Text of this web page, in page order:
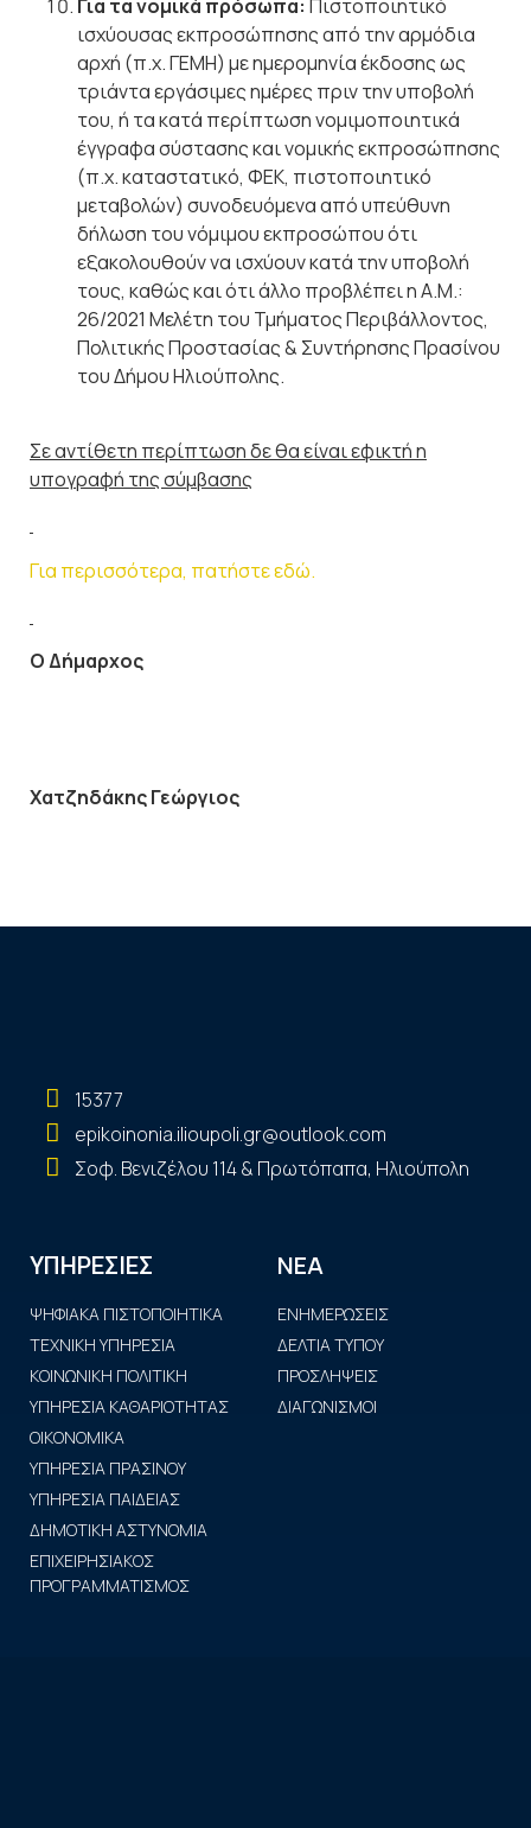
Για τα νομικά πρόσωπα: Πιστοποιητικό
ισχύουσας εκπροσώπησης από την αρμόδια
αρχή (π.χ. ΓΕΜΗ) με ημερομηνία έκδοσης ως
τριάντα εργάσιμες ημέρες πριν την υποβολή
του, ή τα κατά περίπτωση νομιμοποιητικά
έγγραφα σύστασης και νομικής εκπροσώπησης
(π.χ. καταστατικό, ΦΕΚ, πιστοποιητικό
μεταβολών) συνοδευόμενα από υπεύθυνη
δήλωση του νόμιμου εκπροσώπου ότι
εξακολουθούν να ισχύουν κατά την υποβολή
τους, καθώς και ότι άλλο προβλέπει η Α.Μ.:
26/2021 Μελέτη του Τμήματος Περιβάλλοντος,
Πολιτικής Προστασίας & Συντήρησης Πρασίνου
του Δήμου Ηλιούπολης.
Σε αντίθετη περίπτωση δε θα είναι εφικτή η
υπογραφή της σύμβασης
Για περισσότερα, πατήστε εδώ.
ΟΔήμαρχος
Χατζηδάκης Γεώργιος
15377
epikoinonia.ilioupoli.gr@outlook.com
Σοφ. Βενιζέλου 114 & Πρωτόπαπα, Ηλιούπολη
ΥΠΗΡΕΣΙΕΣ
ΨΗΦΙΑΚΑ ΠΙΣΤΟΠΟΙΗΤΙΚΑ
ΤΕΧΝΙΚΗ ΥΠΗΡΕΣΙΑ
ΚΟΙΝΩΝΙΚΗ ΠΟΛΙΤΙΚΗ
ΥΠΗΡΕΣΙΑ ΚΑΘΑΡΙΟΤΗΤΑΣ
ΟΙΚΟΝΟΜΙΚΑ
ΥΠΗΡΕΣΙΑ ΠΡΑΣΙΝΟΥ
ΥΠΗΡΕΣΙΑ ΠΑΙΔΕΙΑΣ
ΔΗΜΟΤΙΚΗ ΑΣΤΥΝΟΜΙΑ
ΕΠΙΧΕΙΡΗΣΙΑΚΟΣ
ΠΡΟΓΡΑΜΜΑΤΙΣΜΟΣ
ΝΕΑ
ΕΝΗΜΕΡΩΣΕΙΣ
ΔΕΛΤΙΑ ΤΥΠΟΥ
ΠΡΟΣΛΗΨΕΙΣ
ΔΙΑΓΩΝΙΣΜΟΙ